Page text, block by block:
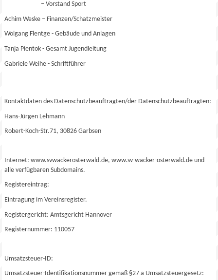
– Vorstand Sport
Achim Weske – Finanzen/Schatzmeister
Wolgang Flentge - Gebäude und Anlagen
Tanja Pientok - Gesamt Jugendleitung
Gabriele Weihe - Schriftführer
Kontaktdaten des Datenschutzbeauftragten/der Datenschutzbeauftragten:
Hans-Jürgen Lehmann
Robert-Koch-Str.71, 30826 Garbsen
Internet: www.svwackerosterwald.de, www.sv-wacker-osterwald.de und
alle verfügbaren Subdomains.
Registereintrag:
Eintragung im Vereinsregister.
Registergericht: Amtsgericht Hannover
Registernummer: 110057
Umsatzsteuer-ID:
Umsatzsteuer-Identifikationsnummer gemäß §27 a Umsatzsteuergesetz: